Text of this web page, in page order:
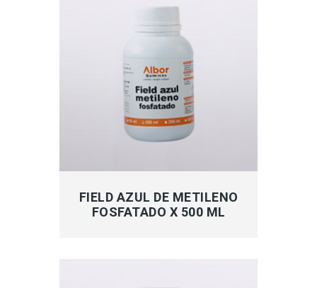
FIELD AZUL DE METILENO
FOSFATADO X 500 ML